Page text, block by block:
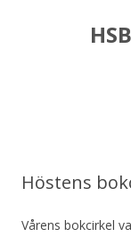
Höstens
Vårens bokcirkel